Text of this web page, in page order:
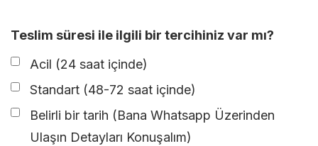
Teslim süresi ile ilgili bir tercihiniz var mı?
Acil (24 saat içinde)
Standart (48-72 saat içinde)
Belirli bir tarih (Bana Whatsapp Üzerinden
Ulaşın Detayları Konuşalım)